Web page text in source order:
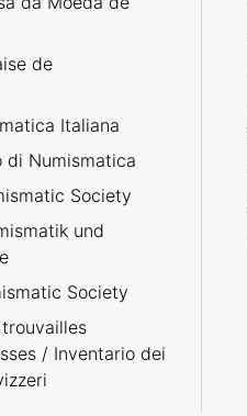
de
Italiana
di Numismatica
Society
und
Society
/ Inventario dei